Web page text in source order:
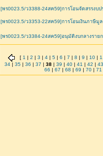
[พร0023.5/ว3388-24สค59]การโอนจัดสรรงบ
[พร0023.5/ว3353-22สค59]การโอนเงินภาษีมู
[พร0023.5/ว3384-24สค59]อนุมัติงบกลางราย
[ 1 | 2 | 3 | 4| 5| 6 | 7 | 8 | 9 | 10|
34 | 35 | 36 | 37 | 38 | 39 | 40 | 41 | 42 | 43
66 | 67 | 68 | 69 | 70| 71